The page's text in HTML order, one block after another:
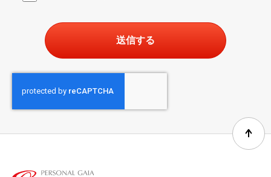
委託について
業務処理上、個人情報を当社の選定した委託先に委託
する場合がございます。尚、委託先に対しては「業務
委託契約書」及び「個人情報委託業務に関する覚書」